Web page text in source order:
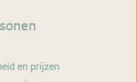
en prijzen